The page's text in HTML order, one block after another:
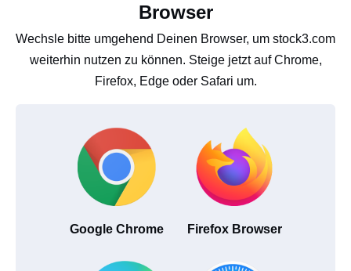
Browser
Wechsle bitte umgehend Deinen Browser, um stock3.com
weiterhin nutzen zu können. Steige jetzt auf Chrome,
Firefox, Edge oder Safari um.
Google Chrome Firefox Browser